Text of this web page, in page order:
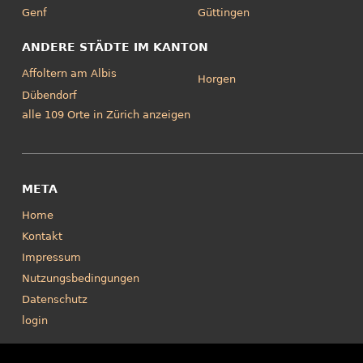
Genf
Güttingen
ANDERE STÄDTE IM KANTON
Affoltern am Albis
Dübendorf
Horgen
alle 109 Orte in Zürich anzeigen
META
Home
Kontakt
Impressum
Nutzungsbedingungen
Datenschutz
login